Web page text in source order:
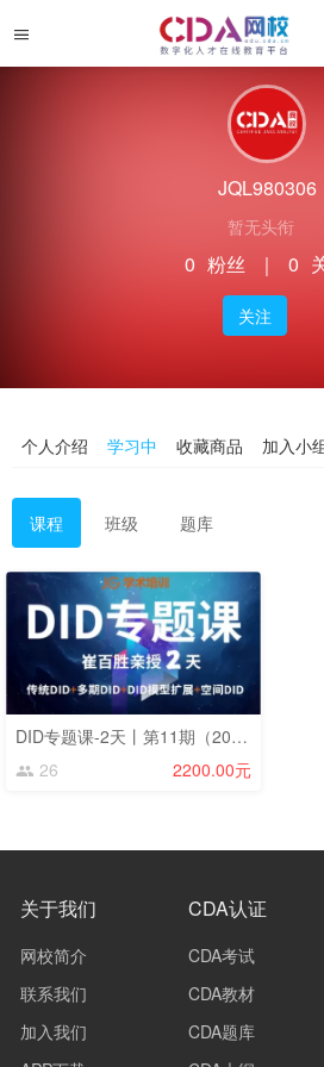
JQL980306
暂无头衔
0 粉丝 ｜ 0
关注
个人介绍 学习中 收藏商品 加入小
课程 班级 题库
DID专题课-2天丨第11期（2024031617）
26
2200.00元
关于我们
网校简介
联系我们
加入我们
CDA认证
CDA考试
CDA教材
CDA题库